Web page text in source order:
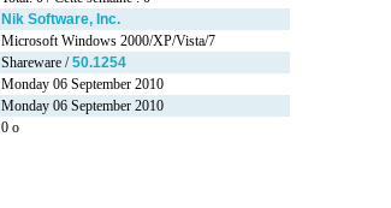
Nik Software, Inc.
Microsoft Windows 2000/XP/Vista/7
Shareware /50.1254
Monday 06 September 2010
Monday 06 September 2010
0 o